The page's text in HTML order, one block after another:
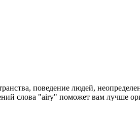
поведение людей,
слова "airy" поможет вам лучше